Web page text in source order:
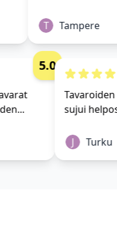
T Tampere
5.0
sujui
Turku